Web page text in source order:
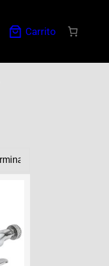
Carrito